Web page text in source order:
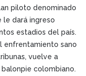
piloto denominado
le dará ingreso
estadios del país.
enfrentamiento sano
vuelve a
colombiano.